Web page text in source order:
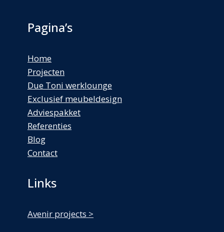
Pagina’s
Home
Projecten
Due Toni werklounge
Exclusief meubeldesign
Adviespakket
Referenties
Blog
Contact
Links
Avenir projects >